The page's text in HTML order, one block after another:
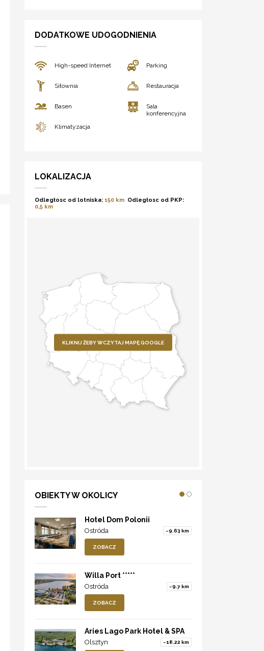
DODATKOWE UDOGODNIENIA
High-speed Internet Parking
Siłownia Restauracja
Basen
Sala
konferencyjna
Klimatyzacja
LOKALIZACJA
Odległosc od lotniska: 150 km Odległosc od PKP:
0,5 km
KLIKNIJ ŻEBY WCZYTAJ MAPĘ GOOGLE
OBIEKTY W OKOLICY
Hotel Dom Polonii
Ostróda ~9.63 km
ZOBACZ
Willa Port *****
Ostróda ~9.7 km
ZOBACZ
Aries Lago Park Hotel & SPA
Olsztyn ~18.22 km